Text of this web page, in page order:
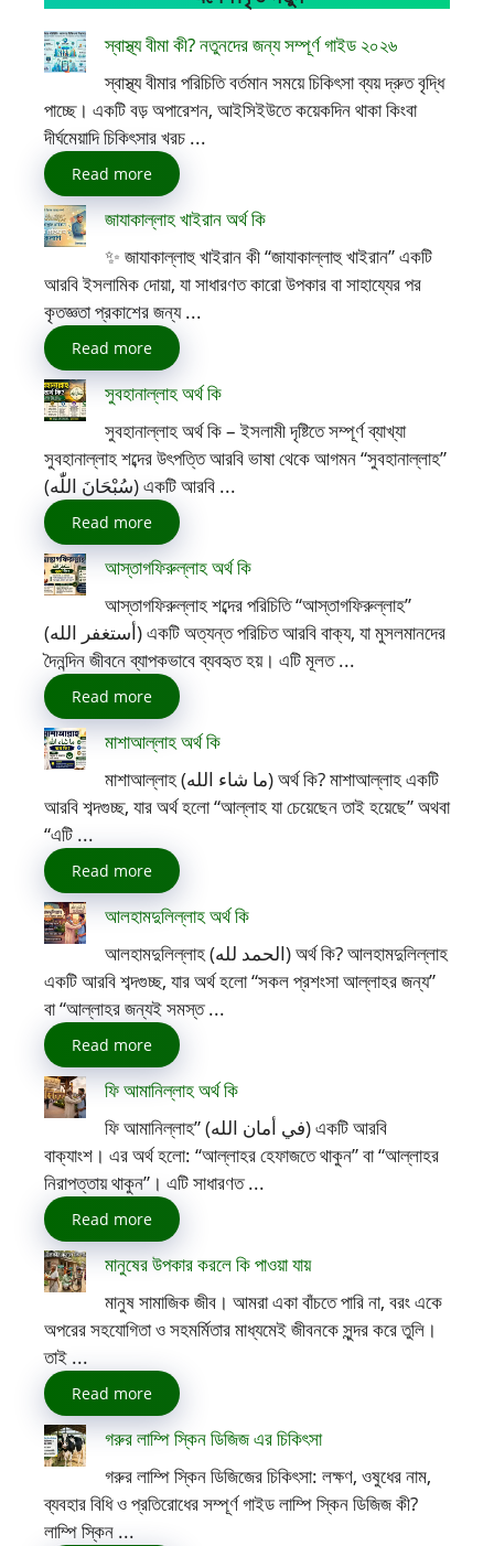
স্বাস্থ্য বীমা কী? নতুনদের জন্য সম্পূর্ণ গাইড ২০২৬
স্বাস্থ্য বীমার পরিচিতি বর্তমান সময়ে চিকিৎসা ব্যয় দ্রুত বৃদ্ধি
পাচ্ছে। একটি বড় অপারেশন, আইসিইউতে কয়েকদিন থাকা কিংবা
দীর্ঘমেয়াদি চিকিৎসার খরচ ...
Read more
জাযাকাল্লাহ খাইরান অর্থ কি
✨ জাযাকাল্লাহু খাইরান কী “জাযাকাল্লাহু খাইরান” একটি
আরবি ইসলামিক দোয়া, যা সাধারণত কারো উপকার বা সাহায্যের পর
কৃতজ্ঞতা প্রকাশের জন্য ...
Read more
সুবহানাল্লাহ অর্থ কি
সুবহানাল্লাহ অর্থ কি – ইসলামী দৃষ্টিতে সম্পূর্ণ ব্যাখ্যা
সুবহানাল্লাহ শব্দের উৎপত্তি আরবি ভাষা থেকে আগমন “সুবহানাল্লাহ”
(سُبْحَانَ اللّٰه) একটি আরবি ...
Read more
আস্তাগফিরুল্লাহ অর্থ কি
আস্তাগফিরুল্লাহ শব্দের পরিচিতি “আস্তাগফিরুল্লাহ”
(أستغفر الله) একটি অত্যন্ত পরিচিত আরবি বাক্য, যা মুসলমানদের
দৈনন্দিন জীবনে ব্যাপকভাবে ব্যবহৃত হয়। এটি মূলত ...
Read more
মাশাআল্লাহ অর্থ কি
মাশাআল্লাহ (ما شاء الله) অর্থ কি? মাশাআল্লাহ একটি
আরবি শব্দগুচ্ছ, যার অর্থ হলো “আল্লাহ যা চেয়েছেন তাই হয়েছে” অথবা
“এটি ...
Read more
আলহামদুলিল্লাহ অর্থ কি
আলহামদুলিল্লাহ (الحمد لله) অর্থ কি? আলহামদুলিল্লাহ
একটি আরবি শব্দগুচ্ছ, যার অর্থ হলো “সকল প্রশংসা আল্লাহর জন্য”
বা “আল্লাহর জন্যই সমস্ত ...
Read more
ফি আমানিল্লাহ অর্থ কি
ফি আমানিল্লাহ” (في أمان الله) একটি আরবি
বাক্যাংশ। এর অর্থ হলো: “আল্লাহর হেফাজতে থাকুন” বা “আল্লাহর
নিরাপত্তায় থাকুন”। এটি সাধারণত ...
Read more
মানুষের উপকার করলে কি পাওয়া যায়
মানুষ সামাজিক জীব। আমরা একা বাঁচতে পারি না, বরং একে
অপরের সহযোগিতা ও সহমর্মিতার মাধ্যমেই জীবনকে সুন্দর করে তুলি।
তাই ...
Read more
গরুর লাম্পি স্কিন ডিজিজ এর চিকিৎসা
গরুর লাম্পি স্কিন ডিজিজের চিকিৎসা: লক্ষণ, ওষুধের নাম,
ব্যবহার বিধি ও প্রতিরোধের সম্পূর্ণ গাইড লাম্পি স্কিন ডিজিজ কী?
লাম্পি স্কিন ...